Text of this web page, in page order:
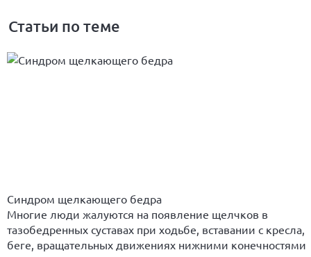
Статьи по теме
Синдром щелкающего бедра
Многие люди жалуются на появление щелчков в
тазобедренных суставах при ходьбе, вставании с кресла,
беге, вращательных движениях нижними конечностями